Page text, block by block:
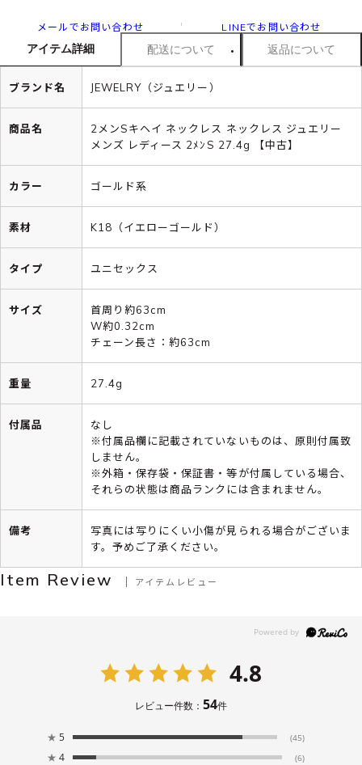
メールでお問い合わせ LINEでお問い合わせ
アイテム詳細 配送について 返品について
ブランド名 JEWELRY（ジュエリー）
商品名
2メンSキヘイ ネックレス ネックレス ジュエリー
メンズ レディース 2ﾒﾝS 27.4g 【中古】
カラー ゴールド系
素材 K18（イエローゴールド）
タイプ ユニセックス
サイズ
首周り約63cm
W約0.32cm
チェーン長さ：約63cm
重量 27.4g
付属品
なし
※付属品欄に記載されていないものは、原則付属致
しません。
※外箱・保存袋・保証書・等が付属している場合、
それらの状態は商品ランクには含まれません。
備考
写真には写りにくい小傷が見られる場合がございま
す。予めご了承ください。
Item Review アイテムレビュー
4.8
レビュー件数： 54件
★ 5 (45)
★ 4 (6)